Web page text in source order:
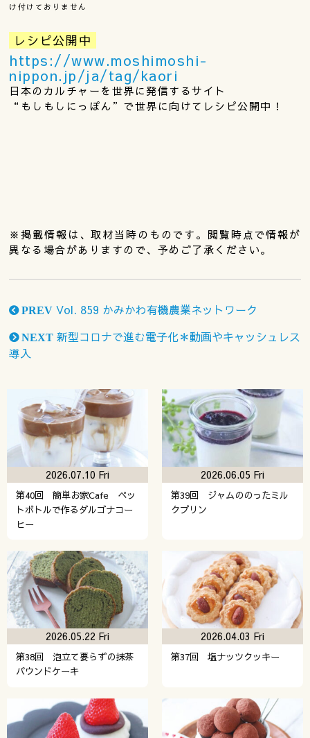
け付けておりません
レシピ公開中
https://www.moshimoshi-
nippon.jp/ja/tag/kaori
日本のカルチャーを世界に発信するサイト
“もしもしにっぽん”で世界に向けてレシピ公開中！
※掲載情報は、取材当時のものです。閲覧時点で情報が
異なる場合がありますので、予めご了承ください。
PREV Vol. 859 かみかわ有機農業ネットワーク
NEXT 新型コロナで進む電子化＊動画やキャッシュレス
導入
第40回 簡単お家Cafe ペッ
トボトルで作るダルゴナコー
ヒー
2026.07.10 Fri
第39回 ジャムののったミル
クプリン
2026.06.05 Fri
第38回 泡立て要らずの抹茶
パウンドケーキ
2026.05.22 Fri
第37回 塩ナッツクッキー
2026.04.03 Fri